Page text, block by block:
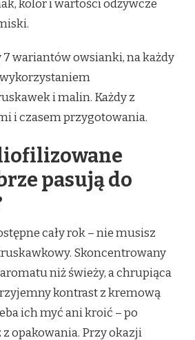
kolor i wartości odżywcze
wariantów owsianki, na każdy
i malin. Każdy z
i czasem przygotowania.
pasują do
cały rok – nie musisz
Skoncentrowany
niż świeży, a chrupiąca
kontrast z kremową
ich myć ani kroić – po
opakowania. Przy okazji